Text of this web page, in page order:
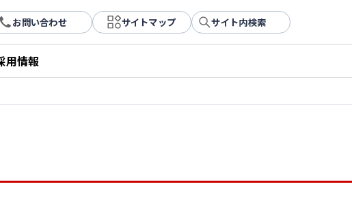
お問い合わせ サイトマップ サイト内検索
用情報